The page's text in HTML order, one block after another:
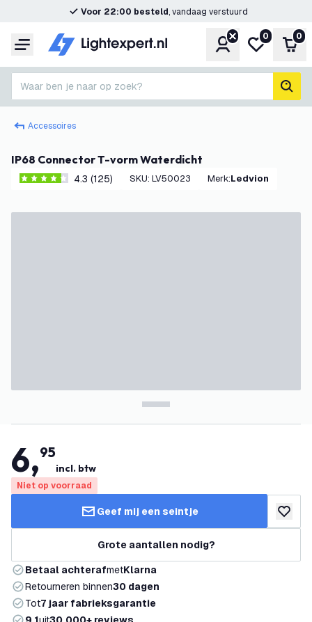
Voor 22:00 besteld, vandaag verstuurd
Menu Account
Mijn
0 0
Waar ben je naar op zoek?
Accessoires
IP68 Connector T-vorm Waterdicht
4.3 score sterren
4.3 (125) SKU: LV50023 Merk: Ledvion
6,95
incl. btw
Niet op voorraad
Geef mij een seintje
Grote aantallen nodig?
Betaal achterafmetKlarna
Retourneren binnen30 dagen
Tot7 jaar fabrieksgarantie